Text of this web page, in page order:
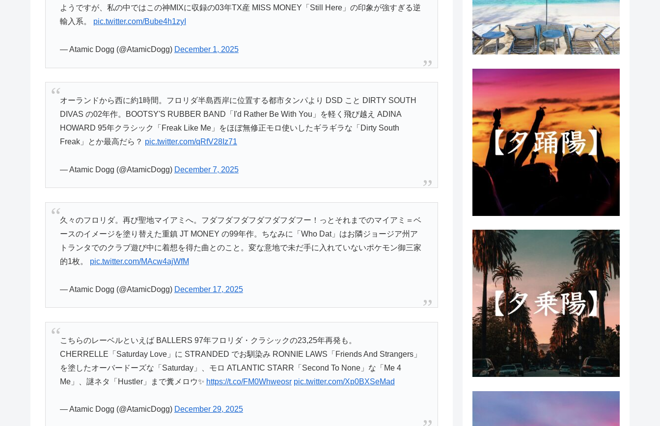
ようですが、私の中ではこの神MIXに収録の03年TX産 MISS MONEY「Still Here」の印象が強すぎる逆
輸入系。 pic.twitter.com/Bube4h1zyI
— Atamic Dogg (@AtamicDogg) December 1, 2025
オーランドから西に約1時間。フロリダ半島西岸に位置する都市タンパより DSD こと DIRTY SOUTH
DIVAS の02年作。BOOTSY'S RUBBER BAND「I'd Rather Be With You」を軽く飛び越え ADINA
HOWARD 95年クラシック「Freak Like Me」をほぼ無修正モロ使いしたギラギラな「Dirty South
Freak」とか最高だら？ pic.twitter.com/qRfV28Iz71
— Atamic Dogg (@AtamicDogg) December 7, 2025
久々のフロリダ。再び聖地マイアミへ。フダフダフダフダフダフダフー！っとそれまでのマイアミ＝ベ
ースのイメージを塗り替えた重鎮 JT MONEY の99年作。ちなみに「Who Dat」はお隣ジョージア州ア
トランタでのクラブ遊び中に着想を得た曲とのこと。変な意地で未だ手に入れていないポケモン御三家
的1枚。 pic.twitter.com/MAcw4ajWfM
— Atamic Dogg (@AtamicDogg) December 17, 2025
こちらのレーベルといえば BALLERS 97年フロリダ・クラシックの23,25年再発も。
CHERRELLE「Saturday Love」に STRANDED でお馴染み RONNIE LAWS「Friends And Strangers」
を塗したオーバードーズな「Saturday」、モロ ATLANTIC STARR「Second To None」な「Me 4
Me」、謎ネタ「Hustler」まで糞メロウ✨ https://t.co/FM0Whweosr pic.twitter.com/Xp0BXSeMad
— Atamic Dogg (@AtamicDogg) December 29, 2025